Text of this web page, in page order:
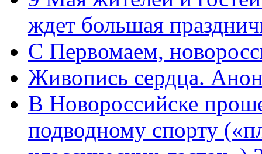
ждет большая
C Первомаем,
Живопись сердца.
В Новороссийске
подводному спорту